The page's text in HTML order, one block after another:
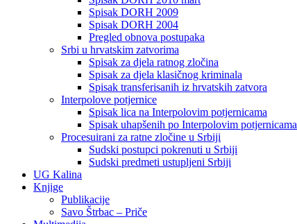
Spisak DORH 2009
Spisak DORH 2004
Pregled obnova postupaka
Srbi u hrvatskim zatvorima
Spisak za djela ratnog zločina
Spisak za djela klasičnog kriminala
Spisak transferisanih iz hrvatskih zatvora
Interpolove potjernice
Spisak lica na Interpolovim potjernicama
Spisak uhapšenih po Interpolovim potjernicama
Procesuirani za ratne zločine u Srbiji
Sudski postupci pokrenuti u Srbiji
Sudski predmeti ustupljeni Srbiji
UG Kalina
Knjige
Publikacije
Savo Štrbac – Priče